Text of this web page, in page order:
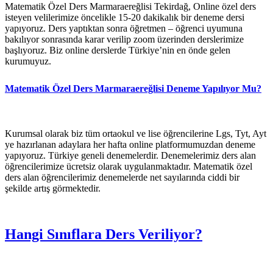
Matematik Özel Ders Marmaraereğlisi Tekirdağ, Online özel ders
isteyen velilerimize öncelikle 15-20 dakikalık bir deneme dersi
yapıyoruz. Ders yaptıktan sonra öğretmen – öğrenci uyumuna
bakılıyor sonrasında karar verilip zoom üzerinden derslerimize
başlıyoruz. Biz online derslerde Türkiye’nin en önde gelen
kurumuyuz.
Matematik Özel Ders Marmaraereğlisi Deneme Yapılıyor Mu?
Kurumsal olarak biz tüm ortaokul ve lise öğrencilerine Lgs, Tyt, Ayt
ye hazırlanan adaylara her hafta online platformumuzdan deneme
yapıyoruz. Türkiye geneli denemelerdir. Denemelerimiz ders alan
öğrencilerimize ücretsiz olarak uygulanmaktadır. Matematik özel
ders alan öğrencilerimiz denemelerde net sayılarında ciddi bir
şekilde artış görmektedir.
Hangi Sınıflara Ders Veriliyor?